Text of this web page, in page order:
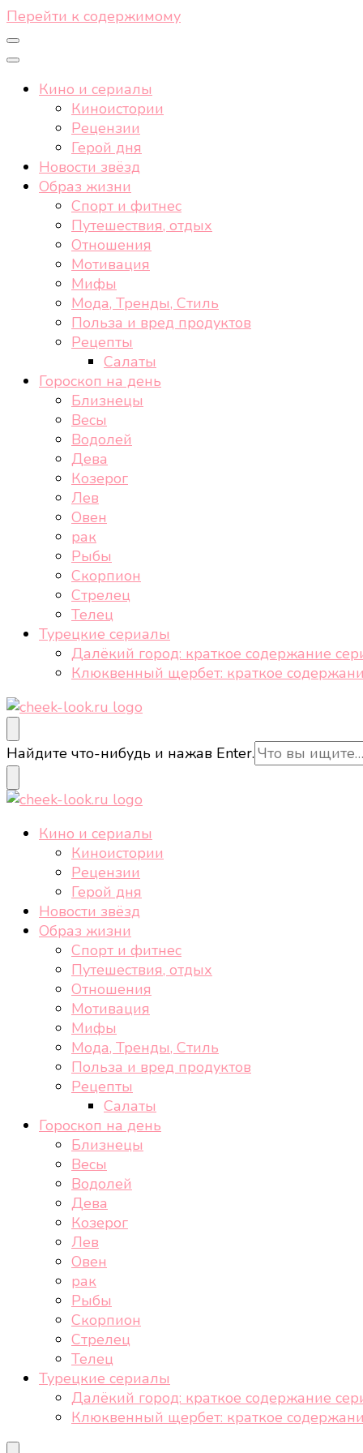
Перейти к содержимому
Кино и сериалы
Киноистории
Рецензии
Герой дня
Новости звёзд
Образ жизни
Спорт и фитнес
Путешествия, отдых
Отношения
Мотивация
Мифы
Мода, Тренды, Стиль
Польза и вред продуктов
Рецепты
Салаты
Гороскоп на день
Близнецы
Весы
Водолей
Дева
Козерог
Лев
Овен
рак
Рыбы
Скорпион
Стрелец
Телец
Турецкие сериалы
Далёкий город: краткое содержание
Клюквенный щербет: краткое
cheek-look.ru
Женский сайт о звездах и кино, а также трендах,
Ищите
что-
то?
Найдите что-нибудь и нажав Enter.
cheek-look.ru
Женский сайт о звездах и кино, а также трендах,
Кино и сериалы
Киноистории
Рецензии
Герой дня
Новости звёзд
Образ жизни
Спорт и фитнес
Путешествия, отдых
Отношения
Мотивация
Мифы
Мода, Тренды, Стиль
Польза и вред продуктов
Рецепты
Салаты
Гороскоп на день
Близнецы
Весы
Водолей
Дева
Козерог
Лев
Овен
рак
Рыбы
Скорпион
Стрелец
Телец
Турецкие сериалы
Далёкий город: краткое содержание
Клюквенный щербет: краткое